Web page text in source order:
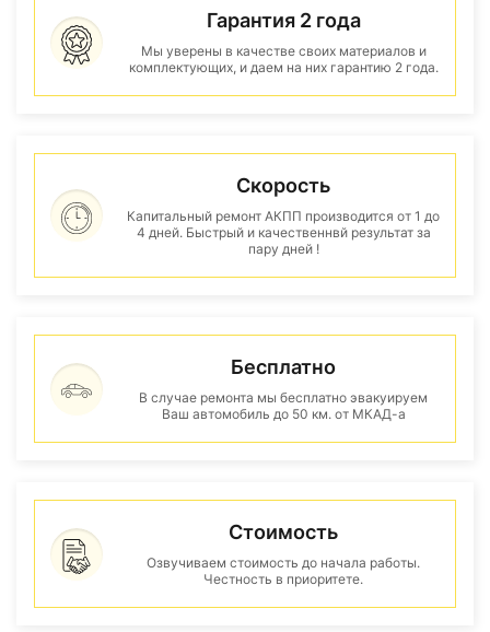
Гарантия 2 года
Мы уверены в качестве своих материалов и
комплектующих, и даем на них гарантию 2 года.
Скорость
Капитальный ремонт АКПП производится от 1 до
4 дней. Быстрый и качественнвй результат за
пару дней !
Бесплатно
В случае ремонта мы бесплатно эвакуируем
Ваш автомобиль до 50 км. от МКАД-а
Стоимость
Озвучиваем стоимость до начала работы.
Честность в приоритете.